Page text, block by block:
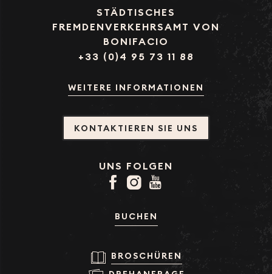
STÄDTISCHES
FREMDENVERKEHRSAMT VON
BONIFACIO
+33 (0)4 95 73 11 88
WEITERE INFORMATIONEN
KONTAKTIEREN SIE UNS
UNS FOLGEN
BUCHEN
BROSCHÜREN